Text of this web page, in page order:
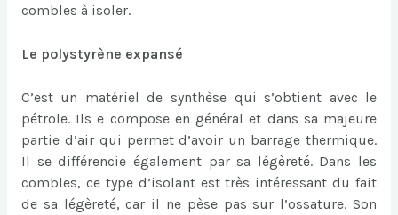
combles à isoler.
Le polystyrène expansé
C’est un matériel de synthèse qui s’obtient avec le
pétrole. Ils e compose en général et dans sa majeure
partie d’air qui permet d’avoir un barrage thermique.
Il se différencie également par sa légèreté. Dans les
combles, ce type d’isolant est très intéressant du fait
de sa légèreté, car il ne pèse pas sur l’ossature. Son